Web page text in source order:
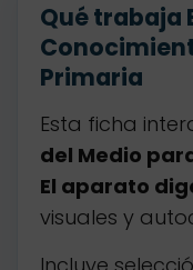
Qué trabaja
Primaria
Esta ficha
del Medio
El aparato
visuales y